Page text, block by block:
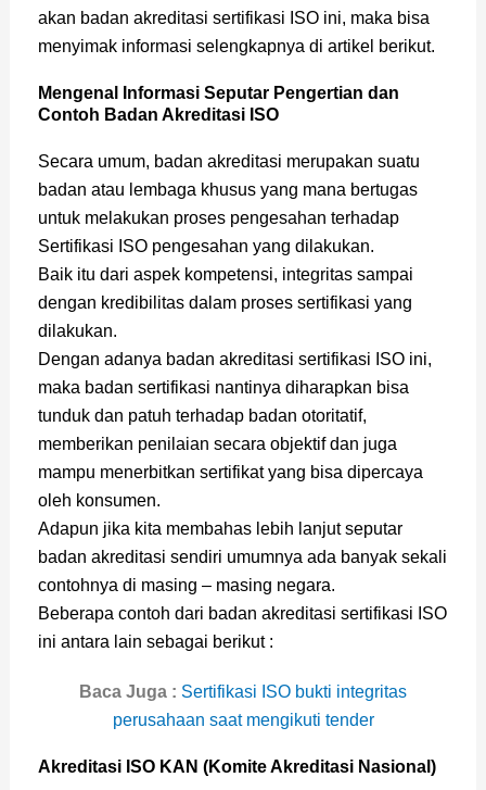
akan badan akreditasi sertifikasi ISO ini, maka bisa
menyimak informasi selengkapnya di artikel berikut.
Mengenal Informasi Seputar Pengertian dan
Contoh Badan Akreditasi ISO
Secara umum, badan akreditasi merupakan suatu
badan atau lembaga khusus yang mana bertugas
untuk melakukan proses pengesahan terhadap
Sertifikasi ISO pengesahan yang dilakukan.
Baik itu dari aspek kompetensi, integritas sampai
dengan kredibilitas dalam proses sertifikasi yang
dilakukan.
Dengan adanya badan akreditasi sertifikasi ISO ini,
maka badan sertifikasi nantinya diharapkan bisa
tunduk dan patuh terhadap badan otoritatif,
memberikan penilaian secara objektif dan juga
mampu menerbitkan sertifikat yang bisa dipercaya
oleh konsumen.
Adapun jika kita membahas lebih lanjut seputar
badan akreditasi sendiri umumnya ada banyak sekali
contohnya di masing – masing negara.
Beberapa contoh dari badan akreditasi sertifikasi ISO
ini antara lain sebagai berikut :
Baca Juga : Sertifikasi ISO bukti integritas
perusahaan saat mengikuti tender
Akreditasi ISO KAN (Komite Akreditasi Nasional)